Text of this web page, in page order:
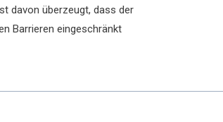
davon überzeugt, dass der
Barrieren eingeschränkt